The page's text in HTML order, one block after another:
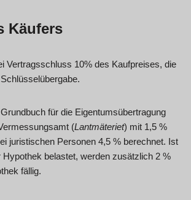
Käufers
Vertragsschluss 10% des Kaufpreises, die
für die Eigentumsübertragung
(Lantmäteriet) mit 1,5 %
juristischen Personen 4,5 % berechnet. Ist
belastet, werden zusätzlich 2 %
fällig.